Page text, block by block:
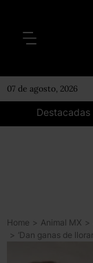
07 de agosto, 2026
Destacadas
Home > Animal MX >
>